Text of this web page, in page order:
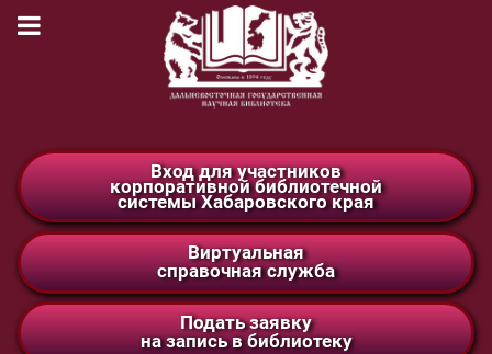
Вход для участников
корпоративной библиотечной
системы Хабаровского края
Виртуальная
справочная служба
Подать заявку
на запись в библиотеку